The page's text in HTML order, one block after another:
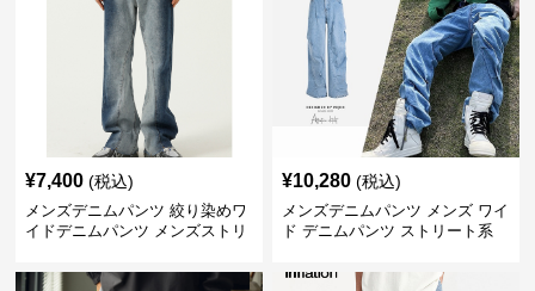
¥7,400 (税込)
メンズデニムパンツ 絞り染めワ
イドデニムパンツ メンズストリ
¥10,280 (税込)
メンズデニムパンツ メンズ ワイ
ド デニムパンツ ストリート系